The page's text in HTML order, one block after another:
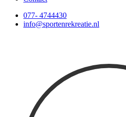
077- 4744430
info@sportenrekreatie.nl